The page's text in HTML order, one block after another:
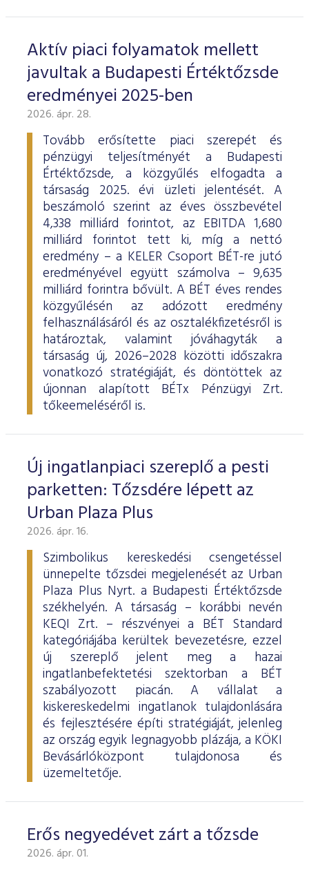
Aktív piaci folyamatok mellett
javultak a Budapesti Értéktőzsde
eredményei 2025-ben
2026. ápr. 28.
Tovább erősítette piaci szerepét és
pénzügyi teljesítményét a Budapesti
Értéktőzsde, a közgyűlés elfogadta a
társaság 2025. évi üzleti jelentését. A
beszámoló szerint az éves összbevétel
4,338 milliárd forintot, az EBITDA 1,680
milliárd forintot tett ki, míg a nettó
eredmény – a KELER Csoport BÉT-re jutó
eredményével együtt számolva – 9,635
milliárd forintra bővült. A BÉT éves rendes
közgyűlésén az adózott eredmény
felhasználásáról és az osztalékfizetésről is
határoztak, valamint jóváhagyták a
társaság új, 2026–2028 közötti időszakra
vonatkozó stratégiáját, és döntöttek az
újonnan alapított BÉTx Pénzügyi Zrt.
tőkeemeléséről is.
Új ingatlanpiaci szereplő a pesti
parketten: Tőzsdére lépett az
Urban Plaza Plus
2026. ápr. 16.
Szimbolikus kereskedési csengetéssel
ünnepelte tőzsdei megjelenését az Urban
Plaza Plus Nyrt. a Budapesti Értéktőzsde
székhelyén. A társaság – korábbi nevén
KEQI Zrt. – részvényei a BÉT Standard
kategóriájába kerültek bevezetésre, ezzel
új szereplő jelent meg a hazai
ingatlanbefektetési szektorban a BÉT
szabályozott piacán. A vállalat a
kiskereskedelmi ingatlanok tulajdonlására
és fejlesztésére építi stratégiáját, jelenleg
az ország egyik legnagyobb plázája, a KÖKI
Bevásárlóközpont tulajdonosa és
üzemeltetője.
Erős negyedévet zárt a tőzsde
2026. ápr. 01.